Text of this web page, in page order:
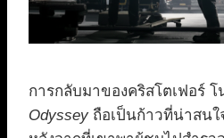
การกลับมาของคริสโตเฟอร์
Odyssey ถือเป็นก้าวที่น่าสนใ